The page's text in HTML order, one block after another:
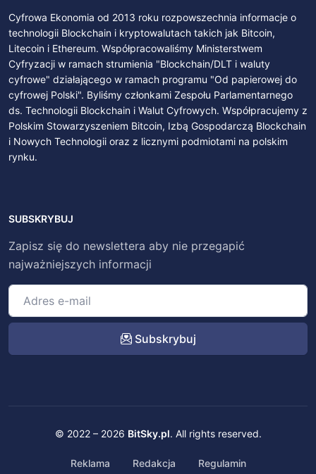
Cyfrowa Ekonomia od 2013 roku rozpowszechnia informacje o
technologii Blockchain i kryptowalutach takich jak Bitcoin,
Litecoin i Ethereum. Współpracowaliśmy Ministerstwem
Cyfryzacji w ramach strumienia "Blockchain/DLT i waluty
cyfrowe" działającego w ramach programu "Od papierowej do
cyfrowej Polski". Byliśmy członkami Zespołu Parlamentarnego
ds. Technologii Blockchain i Walut Cyfrowych. Współpracujemy z
Polskim Stowarzyszeniem Bitcoin, Izbą Gospodarczą Blockchain
i Nowych Technologii oraz z licznymi podmiotami na polskim
rynku.
SUBSKRYBUJ
Zapisz się do newslettera aby nie przegapić
najważniejszych informacji
Subskrybuj
© 2022 – 2026 BitSky.pl. All rights reserved.
Reklama Redakcja Regulamin